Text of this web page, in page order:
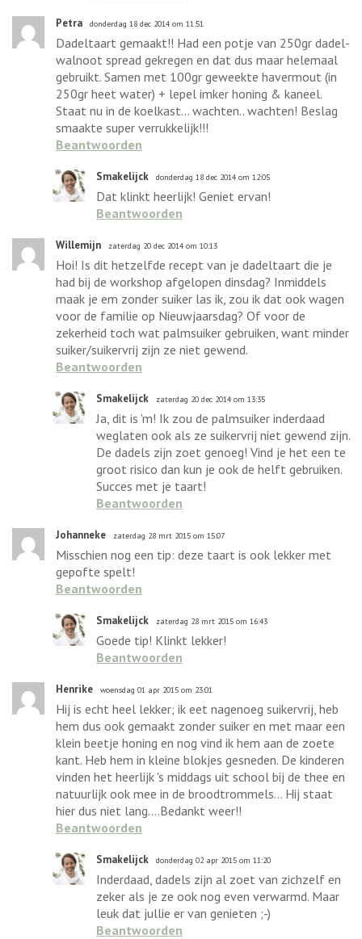
Petra donderdag 18 dec 2014 om 11:51
Dadeltaart gemaakt!! Had een potje van 250gr dadel-
walnoot spread gekregen en dat dus maar helemaal
gebruikt. Samen met 100gr geweekte havermout (in
250gr heet water) + lepel imker honing & kaneel.
Staat nu in de koelkast... wachten.. wachten! Beslag
smaakte super verrukkelijk!!!
Beantwoorden
Smakelijck donderdag 18 dec 2014 om 12:05
Dat klinkt heerlijk! Geniet ervan!
Beantwoorden
Willemijn zaterdag 20 dec 2014 om 10:13
Hoi! Is dit hetzelfde recept van je dadeltaart die je
had bij de workshop afgelopen dinsdag? Inmiddels
maak je em zonder suiker las ik, zou ik dat ook wagen
voor de familie op Nieuwjaarsdag? Of voor de
zekerheid toch wat palmsuiker gebruiken, want minder
suiker/suikervrij zijn ze niet gewend.
Beantwoorden
Smakelijck zaterdag 20 dec 2014 om 13:35
Ja, dit is 'm! Ik zou de palmsuiker inderdaad
weglaten ook als ze suikervrij niet gewend zijn.
De dadels zijn zoet genoeg! Vind je het een te
groot risico dan kun je ook de helft gebruiken.
Succes met je taart!
Beantwoorden
Johanneke zaterdag 28 mrt 2015 om 15:07
Misschien nog een tip: deze taart is ook lekker met
gepofte spelt!
Beantwoorden
Smakelijck zaterdag 28 mrt 2015 om 16:43
Goede tip! Klinkt lekker!
Beantwoorden
Henrike woensdag 01 apr 2015 om 23:01
Hij is echt heel lekker; ik eet nagenoeg suikervrij, heb
hem dus ook gemaakt zonder suiker en met maar een
klein beetje honing en nog vind ik hem aan de zoete
kant. Heb hem in kleine blokjes gesneden. De kinderen
vinden het heerlijk 's middags uit school bij de thee en
natuurlijk ook mee in de broodtrommels... Hij staat
hier dus niet lang....Bedankt weer!!
Beantwoorden
Smakelijck donderdag 02 apr 2015 om 11:20
Inderdaad, dadels zijn al zoet van zichzelf en
zeker als je ze ook nog even verwarmd. Maar
leuk dat jullie er van genieten ;-)
Beantwoorden